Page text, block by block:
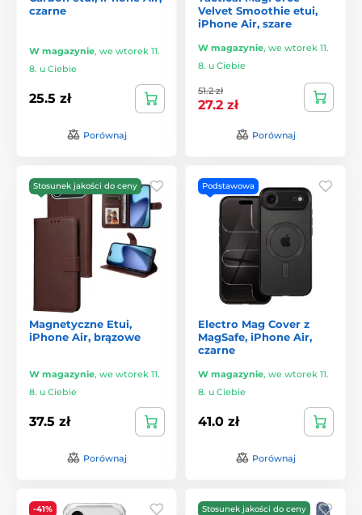
czarne
W magazynie, we wtorek 11.
8. u Ciebie
25.5 zł
Porównaj
Velvet Smoothie etui,
iPhone Air, szare
W magazynie, we wtorek 11.
8. u Ciebie
51.2 zł
27.2 zł
Porównaj
Stosunek jakości do ceny
Magnetyczne Etui,
iPhone Air, brązowe
W magazynie, we wtorek 11.
8. u Ciebie
37.5 zł
Porównaj
Podstawowa
Electro Mag Cover z
MagSafe, iPhone Air,
czarne
W magazynie, we wtorek 11.
8. u Ciebie
41.0 zł
Porównaj
-41%
Stosunek jakości do ceny